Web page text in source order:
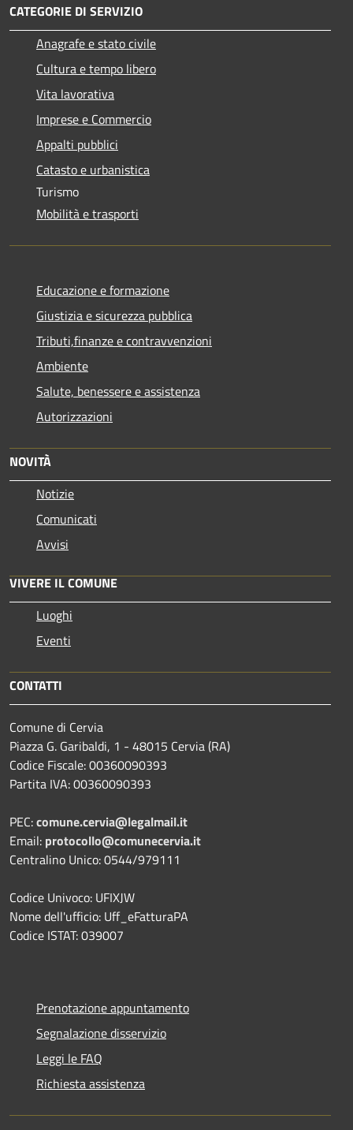
CATEGORIE DI SERVIZIO
Anagrafe e stato civile
Cultura e tempo libero
Vita lavorativa
Imprese e Commercio
Appalti pubblici
Catasto e urbanistica
Turismo
Mobilità e trasporti
Educazione e formazione
Giustizia e sicurezza pubblica
Tributi,finanze e contravvenzioni
Ambiente
Salute, benessere e assistenza
Autorizzazioni
NOVITÀ
Notizie
Comunicati
Avvisi
VIVERE IL COMUNE
Luoghi
Eventi
CONTATTI
Comune di Cervia
Piazza G. Garibaldi, 1 - 48015 Cervia (RA)
Codice Fiscale: 00360090393
Partita IVA: 00360090393
PEC:comune.cervia@legalmail.it
Email: protocollo@comunecervia.it
Centralino Unico: 0544/979111
Codice Univoco: UFIXJW
Nome dell'ufficio: Uff_eFatturaPA
Codice ISTAT: 039007
Prenotazione appuntamento
Segnalazione disservizio
Leggi le FAQ
Richiesta assistenza